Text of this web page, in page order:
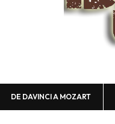
DE DAVINCI A MOZART